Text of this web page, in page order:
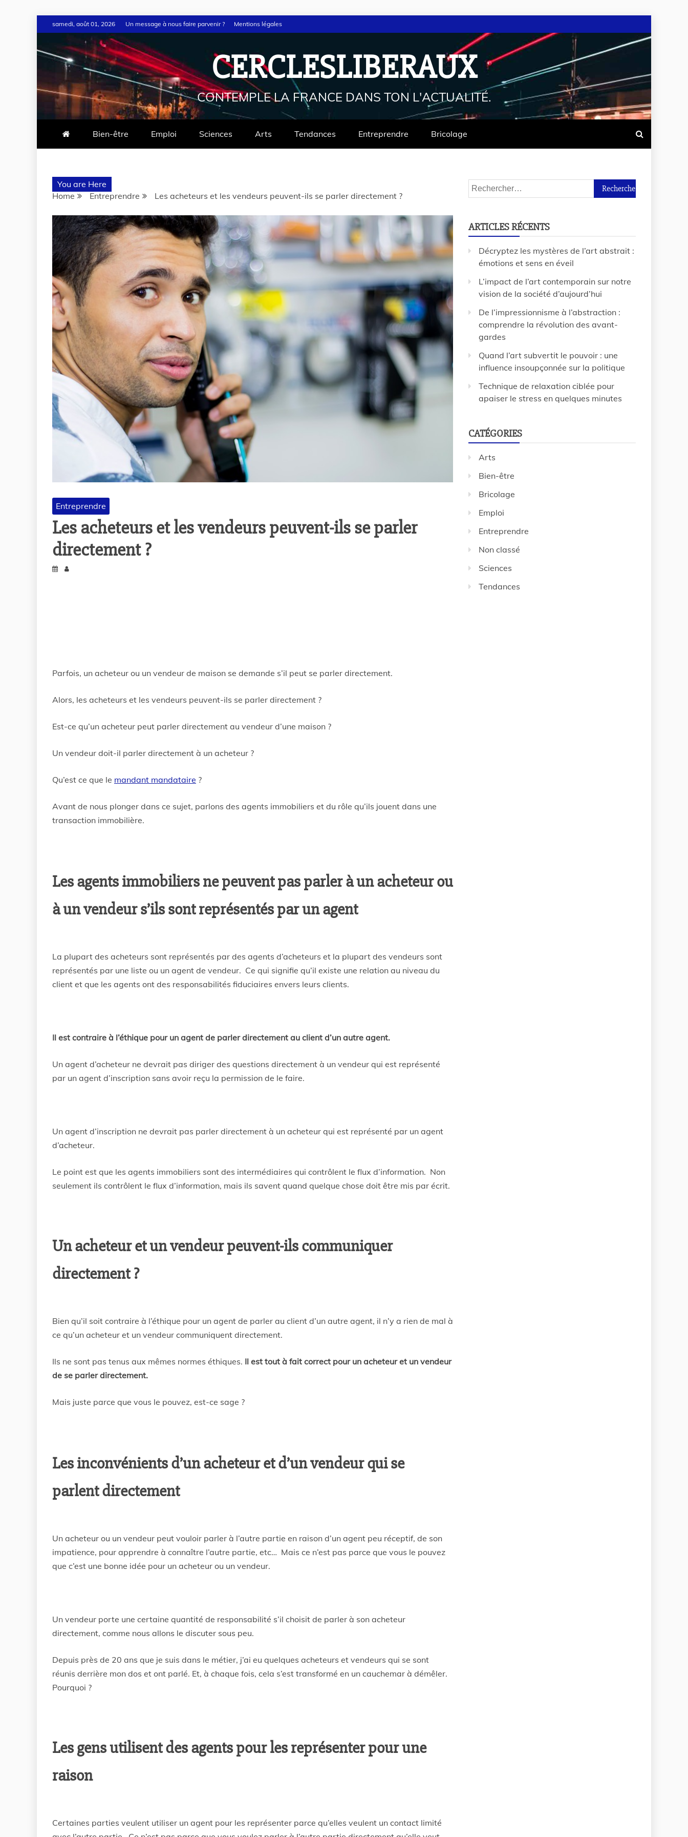
samedi, août 01, 2026 Un message à nous faire parvenir ? Mentions légales
CERCLESLIBERAUX
CONTEMPLE LA FRANCE DANS TON L'ACTUALITÉ.
Bien-être Emploi Sciences Arts Tendances Entreprendre Bricolage
You are Here
Home
Entreprendre Les acheteurs et les vendeurs peuvent-ils se parler directement ?
Entreprendre
Les acheteurs et les vendeurs peuvent-ils se parler
directement ?
Parfois, un acheteur ou un vendeur de maison se demande s’il peut se parler directement.
Alors, les acheteurs et les vendeurs peuvent-ils se parler directement ?
Est-ce qu’un acheteur peut parler directement au vendeur d’une maison ?
Un vendeur doit-il parler directement à un acheteur ?
Qu’est ce que le mandant mandataire ?
Avant de nous plonger dans ce sujet, parlons des agents immobiliers et du rôle qu’ils jouent dans une
transaction immobilière.
Les agents immobiliers ne peuvent pas parler à un acheteur ou
à un vendeur s’ils sont représentés par un agent
La plupart des acheteurs sont représentés par des agents d’acheteurs et la plupart des vendeurs sont
représentés par une liste ou un agent de vendeur. Ce qui signifie qu’il existe une relation au niveau du
client et que les agents ont des responsabilités fiduciaires envers leurs clients.
Il est contraire à l’éthique pour un agent de parler directement au client d’un autre agent.
Un agent d’acheteur ne devrait pas diriger des questions directement à un vendeur qui est représenté
par un agent d’inscription sans avoir reçu la permission de le faire.
Un agent d’inscription ne devrait pas parler directement à un acheteur qui est représenté par un agent
d’acheteur.
Le point est que les agents immobiliers sont des intermédiaires qui contrôlent le flux d’information. Non
seulement ils contrôlent le flux d’information, mais ils savent quand quelque chose doit être mis par écrit.
Un acheteur et un vendeur peuvent-ils communiquer
directement ?
Bien qu’il soit contraire à l’éthique pour un agent de parler au client d’un autre agent, il n’y a rien de mal à
ce qu’un acheteur et un vendeur communiquent directement.
Ils ne sont pas tenus aux mêmes normes éthiques. Il est tout à fait correct pour un acheteur et un vendeur
de se parler directement.
Mais juste parce que vous le pouvez, est-ce sage ?
Les inconvénients d’un acheteur et d’un vendeur qui se
parlent directement
Un acheteur ou un vendeur peut vouloir parler à l’autre partie en raison d’un agent peu réceptif, de son
impatience, pour apprendre à connaître l’autre partie, etc… Mais ce n’est pas parce que vous le pouvez
que c’est une bonne idée pour un acheteur ou un vendeur.
Un vendeur porte une certaine quantité de responsabilité s’il choisit de parler à son acheteur
directement, comme nous allons le discuter sous peu.
Depuis près de 20 ans que je suis dans le métier, j’ai eu quelques acheteurs et vendeurs qui se sont
réunis derrière mon dos et ont parlé. Et, à chaque fois, cela s’est transformé en un cauchemar à démêler.
Pourquoi ?
Les gens utilisent des agents pour les représenter pour une
raison
Certaines parties veulent utiliser un agent pour les représenter parce qu’elles veulent un contact limité
ARTICLES RÉCENTS
Décryptez les mystères de l’art abstrait :
émotions et sens en éveil
L’impact de l’art contemporain sur notre
vision de la société d’aujourd’hui
De l’impressionnisme à l’abstraction :
comprendre la révolution des avant-
gardes
Quand l’art subvertit le pouvoir : une
influence insoupçonnée sur la politique
Technique de relaxation ciblée pour
apaiser le stress en quelques minutes
CATÉGORIES
Arts
Bien-être
Bricolage
Emploi
Entreprendre
Non classé
Sciences
Tendances